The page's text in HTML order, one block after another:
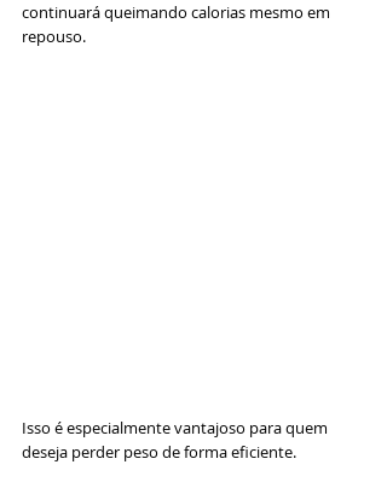
continuará queimando calorias mesmo em
repouso.
Isso é especialmente vantajoso para quem
deseja perder peso de forma eficiente.